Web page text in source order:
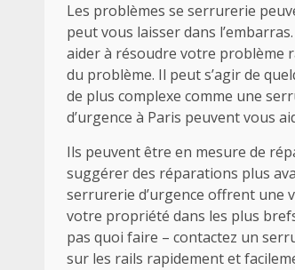
Les problèmes se serrurerie
peut vous laisser dans
aider à résoudre votre problème
du problème. Il peut s’agir de
de plus complexe comme une
d’urgence à Paris peuvent vous
Ils peuvent être en mesure de
suggérer des réparations plus
serrurerie d’urgence offrent une
votre propriété dans les plus
pas quoi faire – contactez un
sur les rails rapidement et